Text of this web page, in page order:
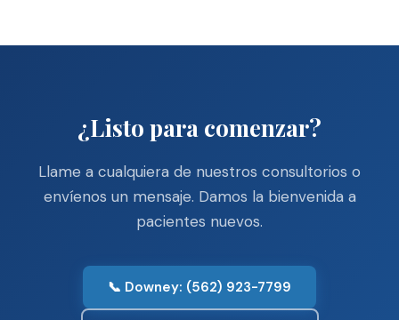
¿Listo para comenzar?
Llame a cualquiera de nuestros consultorios o
envíenos un mensaje. Damos la bienvenida a
pacientes nuevos.
📞 Downey: (562) 923-7799